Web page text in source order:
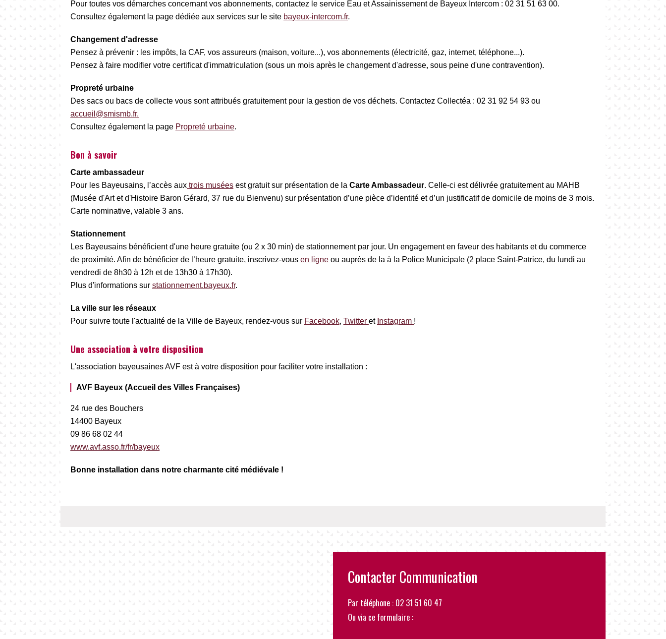
Pour toutes vos démarches concernant vos abonnements, contactez le service Eau et Assainissement de Bayeux Intercom : 02 31 51 63 00.
Consultez également la page dédiée aux services sur le site bayeux-intercom.fr.
Changement d'adresse
Pensez à prévenir : les impôts, la CAF, vos assureurs (maison, voiture...), vos abonnements (électricité, gaz, internet, téléphone...).
Pensez à faire modifier votre certificat d'immatriculation (sous un mois après le changement d'adresse, sous peine d'une contravention).
Propreté urbaine
Des sacs ou bacs de collecte vous sont attribués gratuitement pour la gestion de vos déchets. Contactez Collectéa : 02 31 92 54 93 ou
accueil@smismb.fr.
Consultez également la page Propreté urbaine.
Bon à savoir
Carte ambassadeur
Pour les Bayeusains, l’accès aux trois musées est gratuit sur présentation de la Carte Ambassadeur. Celle-ci est délivrée gratuitement au MAHB
(Musée d'Art et d'Histoire Baron Gérard, 37 rue du Bienvenu) sur présentation d’une pièce d’identité et d’un justificatif de domicile de moins de 3 mois.
Carte nominative, valable 3 ans.
Stationnement
Les Bayeusains bénéficient d'une heure gratuite (ou 2 x 30 min) de stationnement par jour. Un engagement en faveur des habitants et du commerce
de proximité. Afin de bénéficier de l’heure gratuite, inscrivez-vous en ligne ou auprès de la à la Police Municipale (2 place Saint-Patrice, du lundi au
vendredi de 8h30 à 12h et de 13h30 à 17h30).
Plus d'informations sur stationnement.bayeux.fr.
La ville sur les réseaux
Pour suivre toute l'actualité de la Ville de Bayeux, rendez-vous sur Facebook, Twitter et Instagram !
Une association à votre disposition
L'association bayeusaines AVF est à votre disposition pour faciliter votre installation :
AVF Bayeux (Accueil des Villes Françaises)
24 rue des Bouchers
14400 Bayeux
09 86 68 02 44
www.avf.asso.fr/fr/bayeux
Bonne installation dans notre charmante cité médiévale !
Contacter Communication
Par téléphone : 02 31 51 60 47
Ou via ce formulaire :